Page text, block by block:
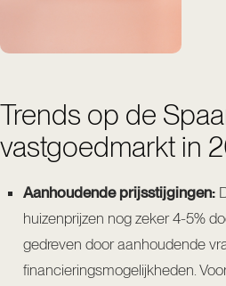
Trends op de
vastgoedmarkt in
Aanhoudende prijsstijgingen:
huizenprijzen nog zeker 4-5%
gedreven door aanhoudende
financieringsmogelijkheden.